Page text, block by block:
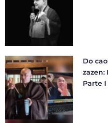
Do
zazen:
Parte I